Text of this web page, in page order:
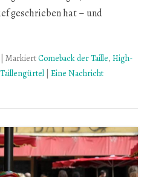
geschrieben hat – und
MarkiertComeback der Taille, High-
Taillengürtel Eine Nachricht